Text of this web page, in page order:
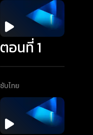
ตอนที่ 1
ซับไทย